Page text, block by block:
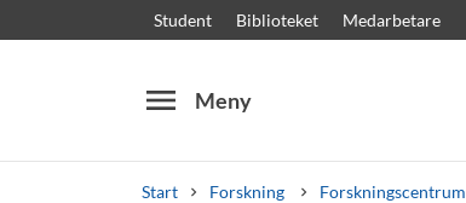
Student Biblioteket Medarbetare
menu Meny
Start Forskning Forskningscentrum